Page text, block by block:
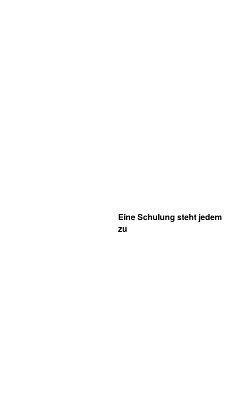
Eine Schulung steht jedem
zu